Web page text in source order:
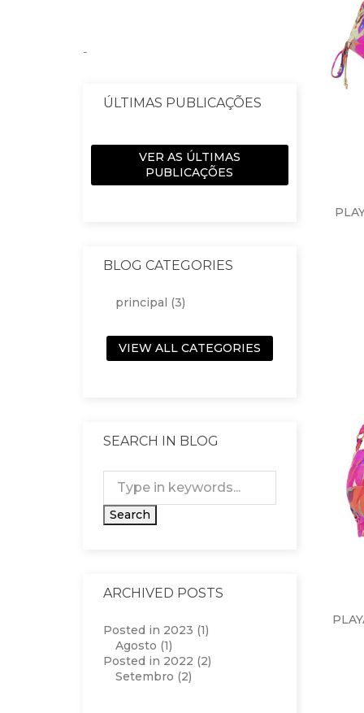
-
ÚLTIMAS PUBLICAÇÕES
VER AS ÚLTIMAS
PUBLICAÇÕES
BLOG CATEGORIES
principal (3)
VIEW ALL CATEGORIES
SEARCH IN BLOG
ARCHIVED POSTS
Posted in 2023 (1)
Agosto (1)
Posted in 2022 (2)
Setembro (2)